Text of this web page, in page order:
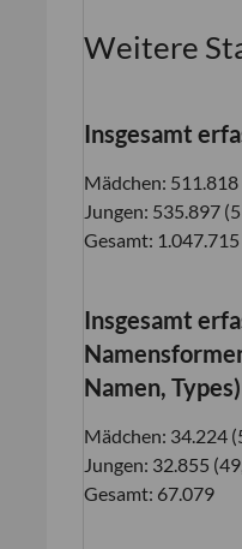
Weitere
Insgesamt
Mädchen: 511.818
Jungen: 535.897
Gesamt: 1.047.715
Insgesamt
Namen, Types)
Mädchen: 34.224
Jungen: 32.855
Gesamt: 67.079